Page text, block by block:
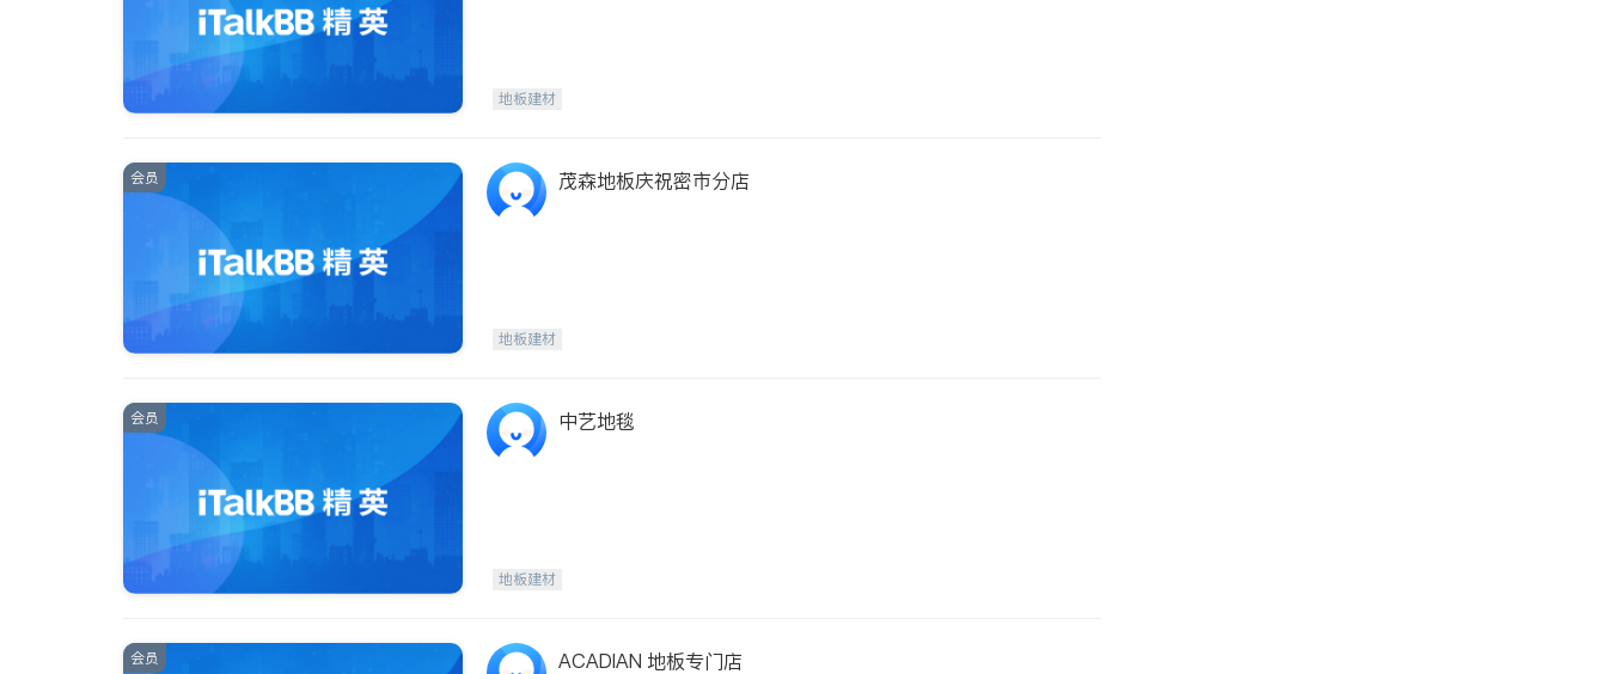
地板建材
会员 茂森地板庆祝密市分店
地板建材
会员 中艺地毯
地板建材
会员 ACADIAN 地板专门店